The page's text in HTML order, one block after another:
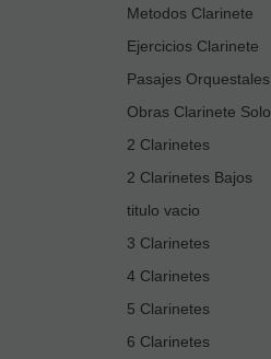
Metodos Clarinete
Ejercicios Clarinete
Pasajes Orquestales
Obras Clarinete Solo
2 Clarinetes
2 Clarinetes Bajos
titulo vacio
3 Clarinetes
4 Clarinetes
5 Clarinetes
6 Clarinetes